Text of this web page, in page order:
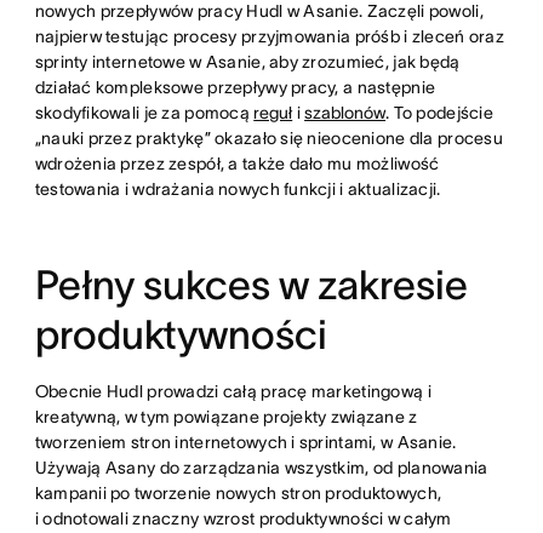
nowych przepływów pracy Hudl w Asanie. Zaczęli powoli,
najpierw testując procesy przyjmowania próśb i zleceń oraz
sprinty internetowe w Asanie, aby zrozumieć, jak będą
działać kompleksowe przepływy pracy, a następnie
skodyfikowali je za pomocąregułiszablonów. To podejście
„nauki przez praktykę” okazało się nieocenione dla procesu
wdrożenia przez zespół, a także dało mu możliwość
testowania i wdrażania nowych funkcji i aktualizacji.
Pełny sukces w zakresie
produktywności
Obecnie Hudl prowadzi całą pracę marketingową i
kreatywną, w tym powiązane projekty związane z
tworzeniem stron internetowych i sprintami, w Asanie.
Używają Asany do zarządzania wszystkim, od planowania
kampanii po tworzenie nowych stron produktowych,
i odnotowali znaczny wzrost produktywności w całym